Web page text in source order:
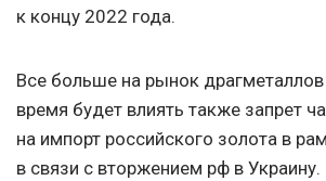
к концу 2022 года.
Все больше на рынок
время будет влиять также запрет
на импорт российского золота в
в связи с вторжением рф в Украину.